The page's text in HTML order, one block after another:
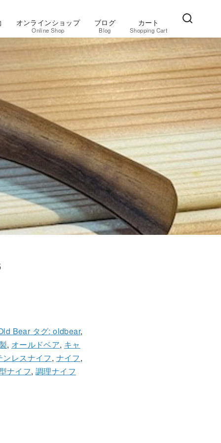
オンラインショップ
Online Shop
ブログ
Blog
カート
Shopping Cart
Bear タグ: oldbear,
, オールドベア, キャ
ンレスナイフ, ナイフ,
ナイフ,調理ナイフ